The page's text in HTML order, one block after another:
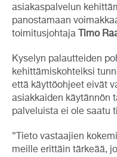
asiakaspalvelun
panostamaan
toimitusjohtaja
Timo
Kyselyn palautteiden
kehittämiskohteiksi
että käyttöohjeet eivät
asiakkaiden käytännön
palveluista ei ole saatu
”Tieto vastaajien
meille erittäin tärkeää,